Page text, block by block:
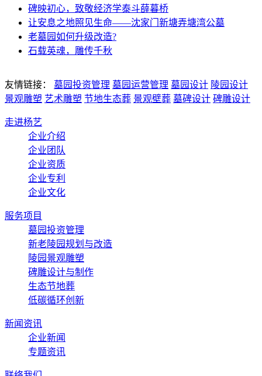
碑映初心，致敬经济学泰斗薛暮桥
让安息之地照见生命——沈家门新塘弄塘湾公墓
老墓园如何升级改造?
石载英魂，雕传千秋
友情链接： 墓园投资管理 墓园运营管理 墓园设计 陵园设计
景观雕塑 艺术雕塑 节地生态葬 景观壁葬 墓碑设计 碑雕设计
走进杨艺
企业介绍
企业团队
企业资质
企业专利
企业文化
服务项目
墓园投资管理
新老陵园规划与改造
陵园景观雕塑
碑雕设计与制作
生态节地葬
低碳循环创新
新闻资讯
企业新闻
专题资讯